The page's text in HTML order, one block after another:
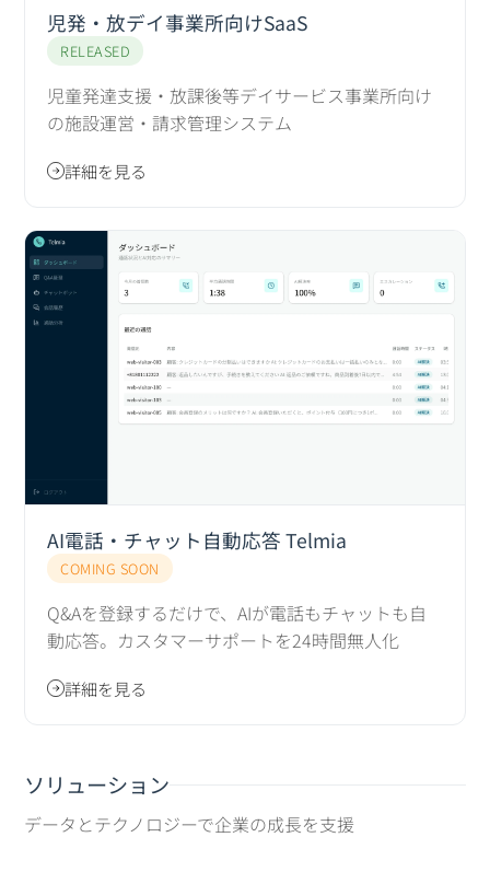
児発・放デイ事業所向けSaaS
RELEASED
児童発達支援・放課後等デイサービス事業所向け
の施設運営・請求管理システム
詳細を見る
AI電話・チャット自動応答 Telmia
COMING SOON
Q&Aを登録するだけで、AIが電話もチャットも自
動応答。カスタマーサポートを24時間無人化
詳細を見る
ソリューション
データとテクノロジーで企業の成長を支援